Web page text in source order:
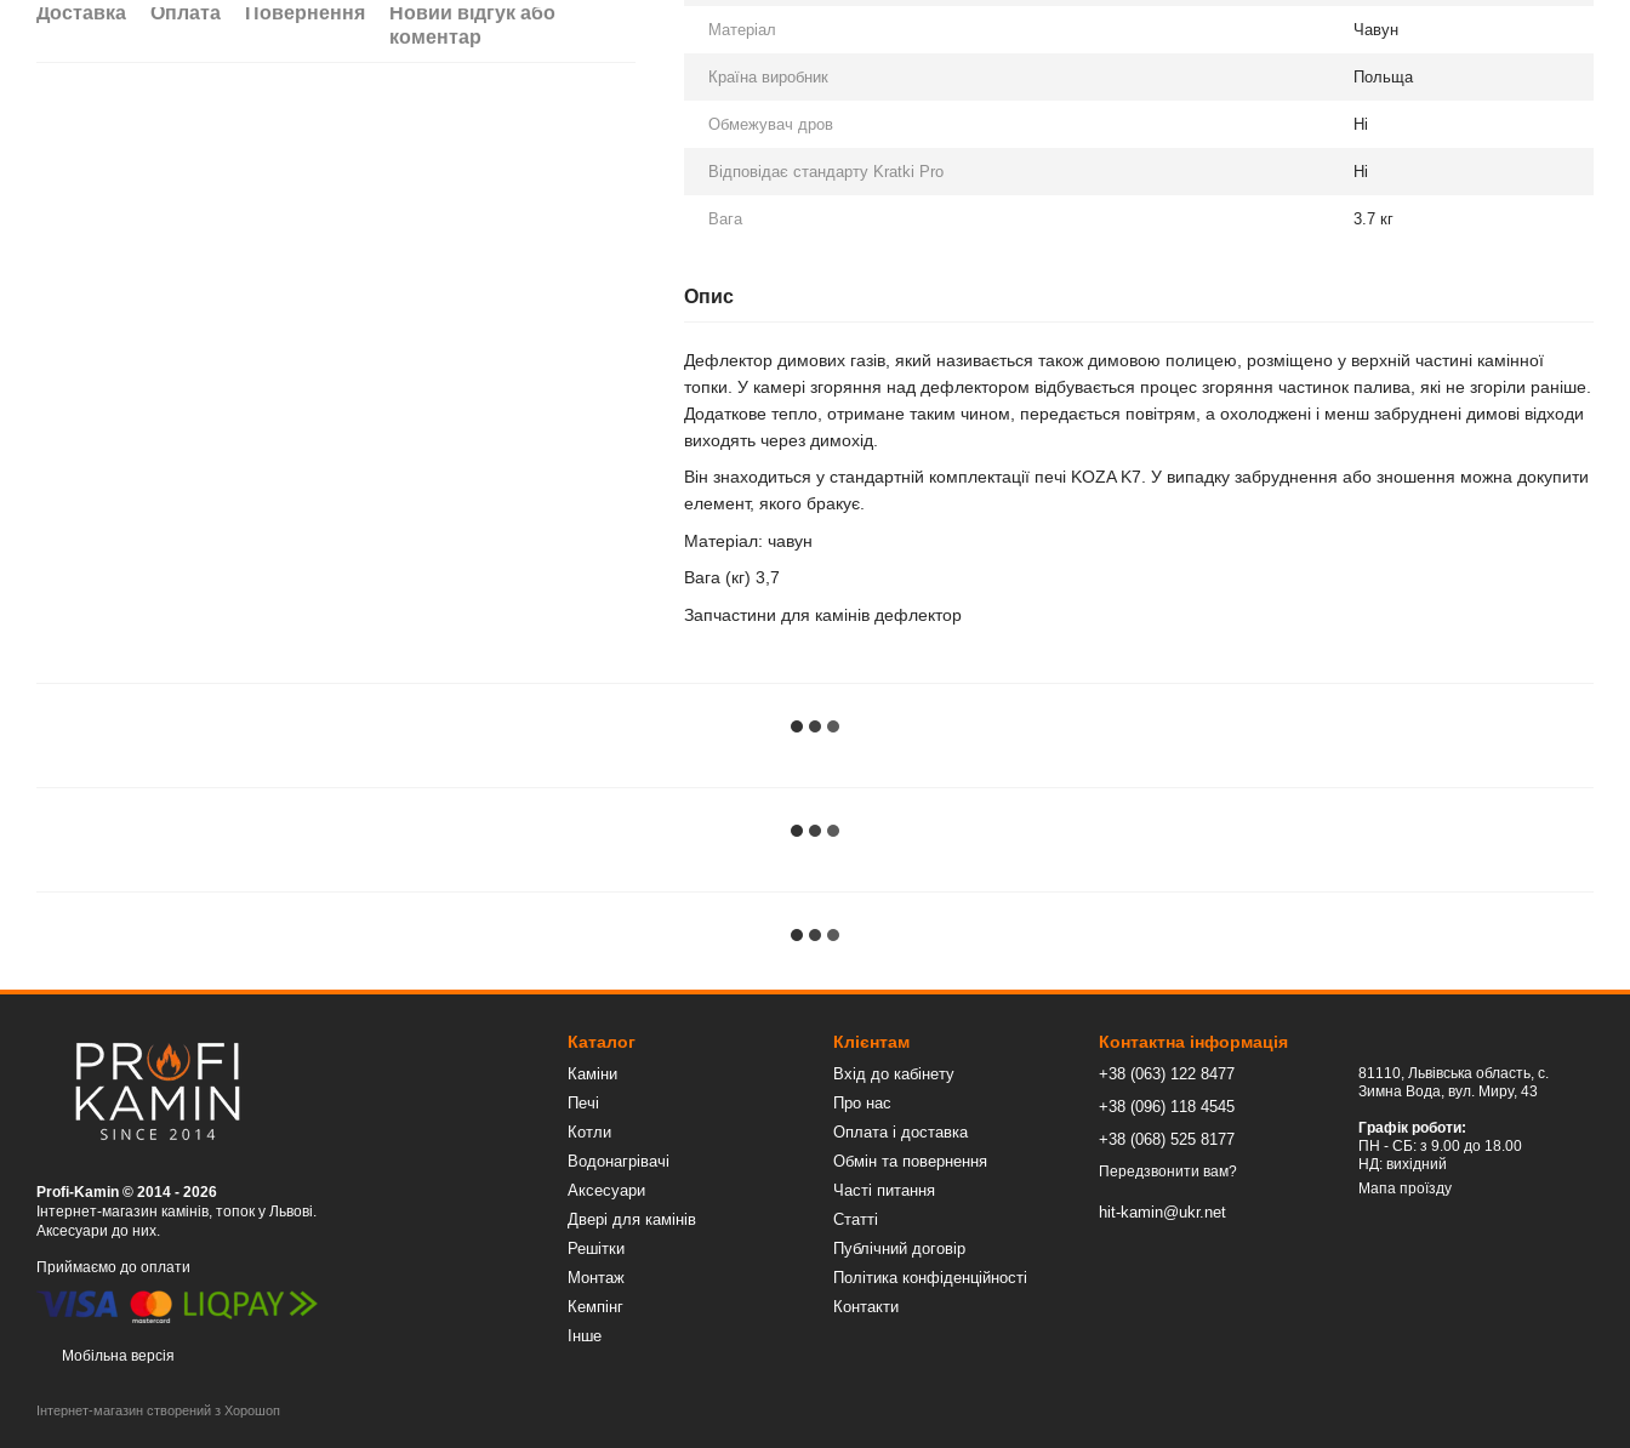
Доставка Оплата Повернення
Новий відгук або
коментар
Матеріал Чавун
Країна виробник Польща
Обмежувач дров Ні
Відповідає стандарту Kratki Pro Ні
Вага 3.7 кг
Опис
Дефлектор димових газів, який називається також димовою полицею, розміщено у верхній частині камінної
топки. У камері згоряння над дефлектором відбувається процес згоряння частинок палива, які не згоріли раніше.
Додаткове тепло, отримане таким чином, передається повітрям, а охолоджені і менш забруднені димові відходи
виходять через димохід.
Він знаходиться у стандартній комплектації печі KOZA K7. У випадку забруднення або зношення можна докупити
елемент, якого бракує.
Матеріал: чавун
Вага (кг) 3,7
Запчастини для камінів дефлектор
Profi-Kamin © 2014 - 2026
Інтернет-магазин камінів, топок у Львові.
Аксесуари до них.
Приймаємо до оплати
Мобільна версія
Інтернет-магазин створений з Хорошоп
Каталог
Каміни
Печі
Котли
Водонагрівачі
Аксесуари
Двері для камінів
Решітки
Монтаж
Кемпінг
Інше
Клієнтам
Вхід до кабінету
Про нас
Оплата і доставка
Обмін та повернення
Часті питання
Статті
Публічний договір
Політика конфіденційності
Контакти
Контактна інформація
+38 (063) 122 8477
+38 (096) 118 4545
+38 (068) 525 8177
Передзвонити вам?
hit-kamin@ukr.net
81110, Львівська область, c.
Зимна Вода, вул. Миру, 43
Графік роботи:
ПН - СБ: з 9.00 до 18.00
НД: вихідний
Мапа проїзду